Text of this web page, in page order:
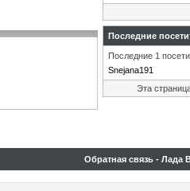
Последние
Последние 1
Snejana191
Эта
Обратная связь - Лада